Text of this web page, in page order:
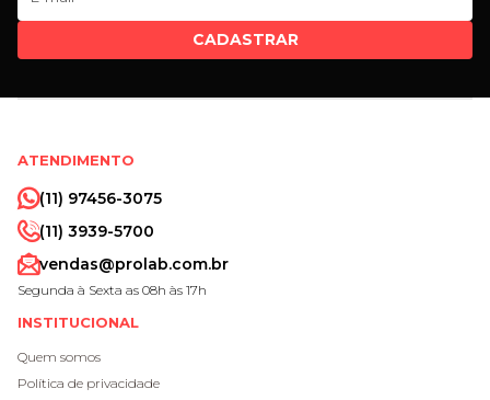
CADASTRAR
ATENDIMENTO
(11) 97456-3075
(11) 3939-5700
vendas@prolab.com.br
Segunda à Sexta as 08h às 17h
INSTITUCIONAL
Quem somos
Política de privacidade